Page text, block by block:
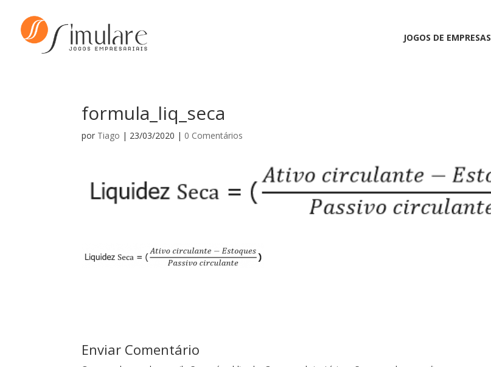
JOGOS DE EMPRESAS
formula_liq_seca
por Tiago | 23/03/2020 | 0 Comentários
Enviar Comentário